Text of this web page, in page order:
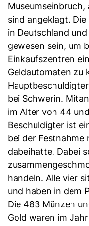
sind angeklagt.
in Deutschland und
gewesen sein, um
Einkaufszentren
Geldautomaten zu
bei Schwerin.
im Alter von 44
Beschuldigter ist
bei der Festnahme
dabeihatte. Dabei
handeln. Alle vier
und haben in dem
Die 483 Münzen
Gold waren im